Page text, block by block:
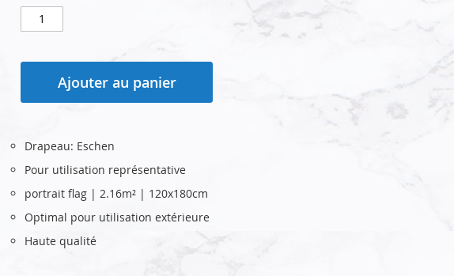
Ajouter au panier
Drapeau: Eschen
Pour utilisation représentative
portrait flag | 2.16m² | 120x180cm
Optimal pour utilisation extérieure
Haute qualité